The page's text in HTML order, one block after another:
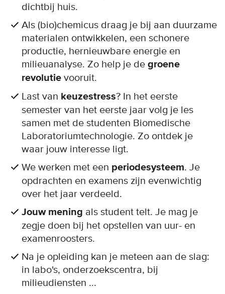
dichtbij huis.
Als (bio)chemicus draag je bij aan duurzame
materialen ontwikkelen, een schonere
productie, hernieuwbare energie en
milieuanalyse. Zo help je de groene
revolutie vooruit.
Last van keuzestress? In het eerste
semester van het eerste jaar volg je les
samen met de studenten Biomedische
Laboratoriumtechnologie. Zo ontdek je
waar jouw interesse ligt.
We werken met een periodesysteem. Je
opdrachten en examens zijn evenwichtig
over het jaar verdeeld.
Jouw mening als student telt. Je mag je
zegje doen bij het opstellen van uur- en
examenroosters.
Na je opleiding kan je meteen aan de slag:
in labo's, onderzoekscentra, bij
milieudiensten ...